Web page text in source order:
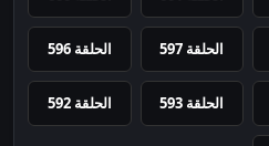
الحلقة 597 الحلقة 596
الحلقة 593 الحلقة 592